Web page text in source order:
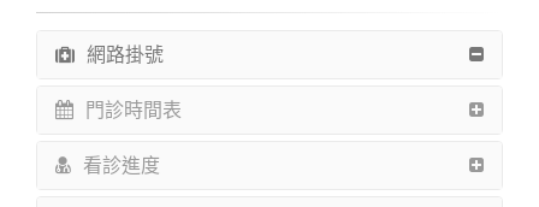
網路掛號
門診時間表
看診進度